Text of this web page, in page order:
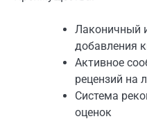
Лаконичный
добавления
Активное
рецензий на
Система
оценок